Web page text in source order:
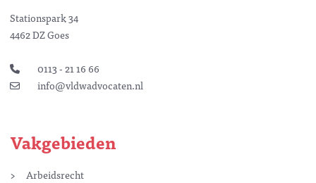
Stationspark 34
4462 DZ Goes
0113 - 21 16 66
info@vldwadvocaten.nl
Vakgebieden
Arbeidsrecht